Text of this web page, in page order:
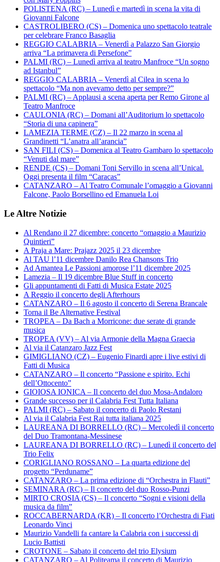
POLISTENA (RC) – Lunedì e martedì in scena la vita di
Giovanni Falcone
CASTROLIBERO (CS) – Domenica uno spettacolo teatrale
per celebrare Franco Basaglia
REGGIO CALABRIA – Venerdì a Palazzo San Giorgio
arriva “La primavera di Persefone”
PALMI (RC) – Lunedì arriva al teatro Manfroce “Un sogno
ad Istanbul”
REGGIO CALABRIA – Venerdì al Cilea in scena lo
spettacolo “Ma non avevamo detto per sempre?”
PALMI (RC) – Applausi a scena aperta per Remo Girone al
Teatro Manfroce
CAULONIA (RC) – Domani all’Auditorium lo spettacolo
“Storia di una capinera”
LAMEZIA TERME (CZ) – Il 22 marzo in scena al
Grandinetti “L’anatra all’arancia”
SAN FILI (CS) – Domenica al Teatro Gambaro lo spettacolo
“Venuti dal mare”
RENDE (CS) – Domani Toni Servillo in scena all’Unical.
Oggi presenta il film “Caracas”
CATANZARO – Al Teatro Comunale l’omaggio a Giovanni
Falcone, Paolo Borsellino ed Emanuela Loi
Le Altre Notizie
Al Rendano il 27 dicembre: concerto “omaggio a Maurizio
Quintieri”
A Praja a Mare: Prajazz 2025 il 23 dicembre
Al TAU l’11 dicembre Danilo Rea Chansons Trio
Ad Amantea Le Passioni amorose l’11 dicembre 2025
Lamezia – Il 19 dicembre Blue Stuff in concerto
Gli appuntamenti di Fatti di Musica Estate 2025
A Reggio il concerto degli Afterhours
CATANZARO – Il 6 agosto il concerto di Serena Brancale
Torna il Be Alternative Festival
TROPEA – Da Bach a Morricone: due serate di grande
musica
TROPEA (VV) – Al via Armonie della Magna Graecia
Al via il Catanzaro Jazz Fest
GIMIGLIANO (CZ) – Eugenio Finardi apre i live estivi di
Fatti di Musica
CATANZARO – Il concerto “Passione e spirito. Echi
dell’Ottocento”
GIOIOSA IONICA – Il concerto del duo Mosa-Andaloro
Grande successo per il Calabria Fest Tutta Italiana
PALMI (RC) – Sabato il concerto di Paolo Restani
Al via il Calabria Fest Rai tutta italiana 2025
LAUREANA DI BORRELLO (RC) – Mercoledì il concerto
del Duo Tramontana-Messinese
LAUREANA DI BORRELLO (RC) – Lunedì il concerto del
Trio Felix
CORIGLIANO ROSSANO – La quarta edizione del
progetto “Perduname”
CATANZARO – La prima edizione di “Orchestra in Flauti”
SEMINARA (RC) – Il concerto del duo Rosso-Punzi
MIRTO CROSIA (CS) – Il concerto “Sogni e visioni della
musica da film”
ROCCABERNARDA (KR) – Il concerto l’Orchestra di Fiati
Leonardo Vinci
Maurizio Vandelli fa cantare la Calabria con i successi di
Lucio Battisti
CROTONE – Sabato il concerto del trio Elysium
CATANZARO – Al Politeama il concerto di Maurizio